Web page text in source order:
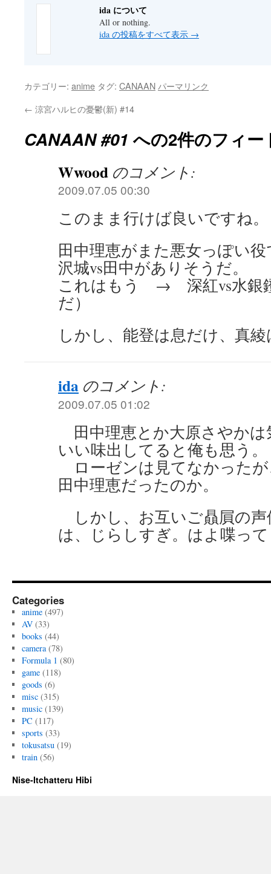
ida について
All or nothing.
ida の投稿をすべて表示 →
カテゴリー: anime タグ: CANAAN パーマリンク
← 涼宮ハルヒの憂鬱(新) #14
CANAAN #01 への2件のフィー
Wwood のコメント:
2009.07.05 00:30
このまま行けば良いですね。
田中理恵がまた悪女っぽい
沢城vs田中がありそうだ。
これはもう → 深紅vs水銀
だ）
しかし、能登は息だけ、真
ida のコメント:
2009.07.05 01:02
田中理恵とか大原さやかは
いい味出してると俺も思う。
ローゼンは見てなかった
田中理恵だったのか。
しかし、お互いご贔屓の
は、じらしすぎ。はよ喋っ
Categories
anime(497)
AV(33)
books (44)
camera(78)
Formula 1 (80)
game(118)
goods (6)
misc(315)
music(139)
PC (117)
sports (33)
tokusatsu(19)
train(56)
Nise-Itchatteru Hibi